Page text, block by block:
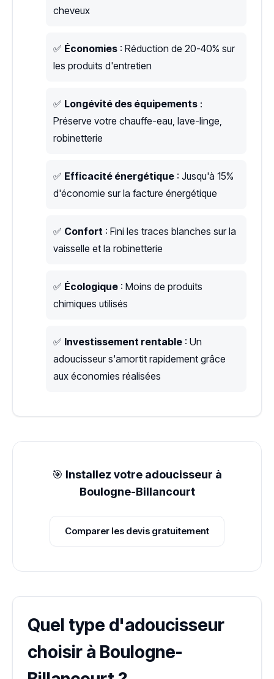
cheveux
✅ Économies : Réduction de 20-40% sur
les produits d'entretien
✅ Longévité des équipements :
Préserve votre chauffe-eau, lave-linge,
robinetterie
✅ Efficacité énergétique : Jusqu'à 15%
d'économie sur la facture énergétique
✅ Confort : Fini les traces blanches sur la
vaisselle et la robinetterie
✅ Écologique : Moins de produits
chimiques utilisés
✅ Investissement rentable : Un
adoucisseur s'amortit rapidement grâce
aux économies réalisées
🎯 Installez votre adoucisseur à
Boulogne-Billancourt
Comparer les devis gratuitement
Quel type d'adoucisseur
choisir à Boulogne-